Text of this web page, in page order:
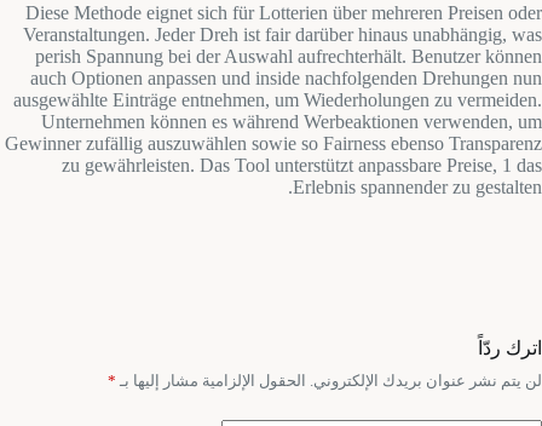
Diese Methode eignet sich für Lotterien über mehreren Preisen oder
Veranstaltungen. Jeder Dreh ist fair darüber hinaus unabhängig, was
perish Spannung bei der Auswahl aufrechterhält. Benutzer können
auch Optionen anpassen und inside nachfolgenden Drehungen nun
ausgewählte Einträge entnehmen, um Wiederholungen zu vermeiden.
Unternehmen können es während Werbeaktionen verwenden, um
Gewinner zufällig auszuwählen sowie so Fairness ebenso Transparenz
zu gewährleisten. Das Tool unterstützt anpassbare Preise, 1 das
Erlebnis spannender zu gestalten.
اترك ردّاً
لن يتم نشر عنوان بريدك الإلكتروني. الحقول الإلزامية مشار إليها بـ *